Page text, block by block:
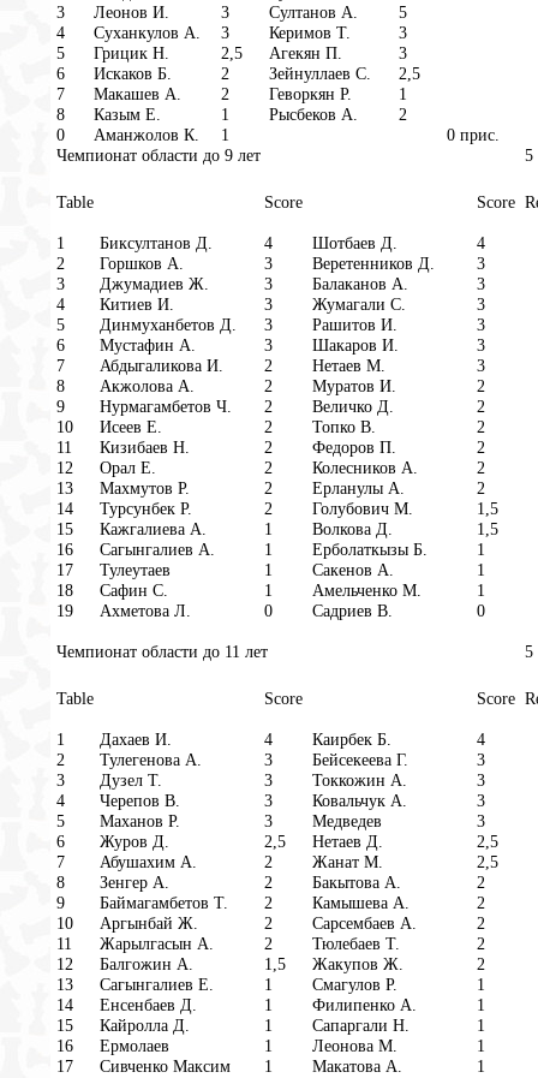
3
Леонов И. 3 Султанов А.
5
4
Суханкулов А. 3 Керимов Т.
3
5
Грицик Н. 2,5 Агекян П.
3
6
Искаков Б. 2 Зейнуллаев С.
2,5
7
Макашев А. 2 Геворкян Р.
1
8
Казым Е. 1 Рысбеков А.
2
0
Аманжолов К. 1
0 прис.
Чемпионат области до 9 лет
5
Table Score Score
1 Биксултанов Д. 4 Шотбаев Д.
4
2
Горшков А. 3 Веретенников Д.
3
3
Джумадиев Ж. 3 Балаканов А.
3
4
Китиев И. 3 Жумагали С.
3
5
Динмуханбетов Д. 3 Рашитов И.
3
6
Мустафин А. 3 Шакаров И.
3
7
Абдыгаликова И. 2 Нетаев М.
3
8
Акжолова А. 2 Муратов И.
2
9
Нурмагамбетов Ч. 2 Величко Д.
2
10
Исеев Е. 2 Топко В.
2
11
Кизибаев Н. 2 Федоров П.
2
12
Орал Е. 2 Колесников А.
2
13
Махмутов Р. 2 Ерланулы А.
2
14
Турсунбек Р. 2 Голубович М.
1,5
15
Кажгалиева А. 1 Волкова Д.
1,5
16
Сагынгалиев А. 1 Ерболаткызы Б.
1
17
Тулеутаев 1 Сакенов А.
1
18
Сафин С. 1 Амельченко М.
1
19
Ахметова Л. 0 Садриев В. 0
Чемпионат области до 11 лет 5
Table Score Score
1 Дахаев И. 4 Каирбек Б.
4
2
Тулегенова А. 3 Бейсекеева Г.
3
3
Дузел Т. 3 Токкожин А.
3
4
Черепов В. 3 Ковальчук А.
3
5
Маханов Р. 3 Медведев
3
6
Журов Д. 2,5 Нетаев Д.
2,5
7
Абушахим А. 2 Жанат М.
2,5
8
Зенгер А. 2 Бакытова А.
2
9
Баймагамбетов Т. 2 Камышева А.
2
10
Аргынбай Ж. 2 Сарсембаев А.
2
11
Жарылгасын А. 2 Тюлебаев Т.
2
12
Балгожин А. 1,5 Жакупов Ж.
2
13
Сагынгалиев Е. 1 Смагулов Р.
1
14
Енсенбаев Д. 1 Филипенко А.
1
15
Кайролла Д. 1 Сапаргали Н.
1
16
Ермолаев 1 Леонова М.
1
17
Сивченко Максим 1 Макатова А. 1